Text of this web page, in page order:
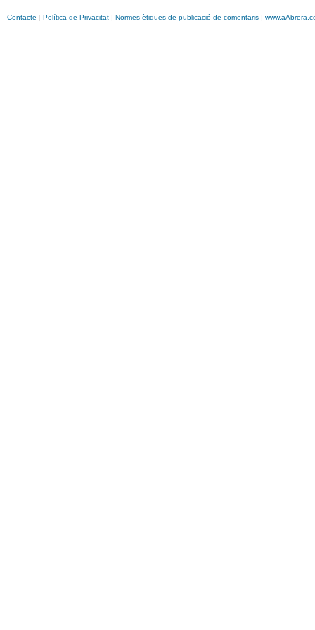
Contacte | Política de Privacitat | Normes ètiques de publicació de comentaris | www.aAbrera